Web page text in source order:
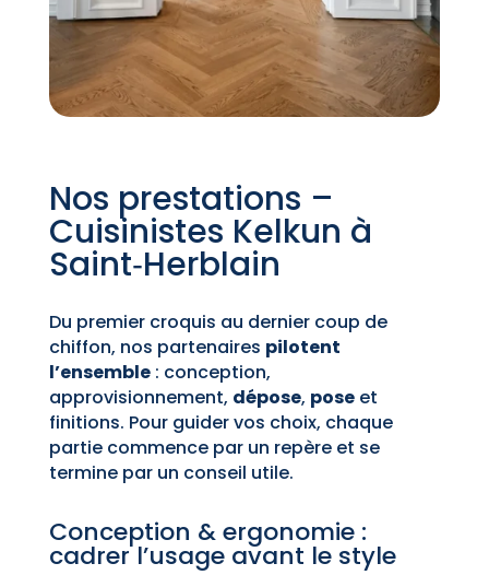
Nos prestations –
Cuisinistes Kelkun à
Saint‑Herblain
Du premier croquis au dernier coup de
chiffon, nos partenaires pilotent
l’ensemble: conception,
approvisionnement, dépose, poseet
finitions. Pour guider vos choix, chaque
partie commence par un repère et se
termine par un conseil utile.
Conception & ergonomie :
cadrer l’usage avant le style